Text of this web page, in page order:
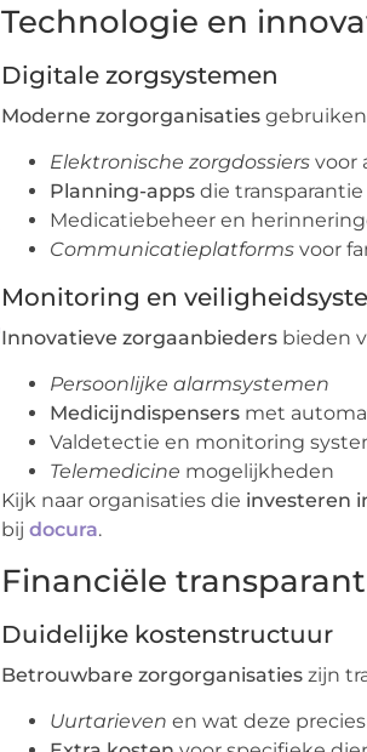
Technologie en
Digitale zorgsystemen
Moderne zorgorganisaties
Elektronische zorgdossiers voor
Planning-apps die
Medicatiebeheer en
Communicatieplatforms voor
Monitoring en
Innovatieve zorgaanbieders bieden
Persoonlijke alarmsystemen
Medicijndispensers met
Valdetectie en monitoring
Telemedicine mogelijkheden
Kijk naar organisaties die investeren
bij docura.
Financiële
Duidelijke kostenstructuur
Betrouwbare zorgorganisaties zijn
Uurtarieven en wat deze